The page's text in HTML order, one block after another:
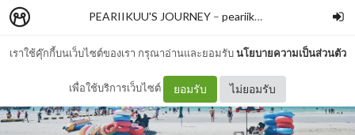
เราใช้คุ๊กกี้บนเว็บไซต์ของเรา กรุณาอ่านและยอมรับนโยบายความเป็นส่วนตัว
เพื่อใช้บริการเว็บไซต์ ยอมรับ ไม่ยอมรับ
PEARIIKUU'S JOURNEY – peariikuu